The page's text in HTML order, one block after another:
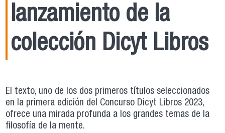
lanzamiento de la
colección Dicyt Libros
El texto, uno de los dos primeros títulos seleccionados
en la primera edición del Concurso Dicyt Libros 2023,
ofrece una mirada profunda a los grandes temas de la
filosofía de la mente.